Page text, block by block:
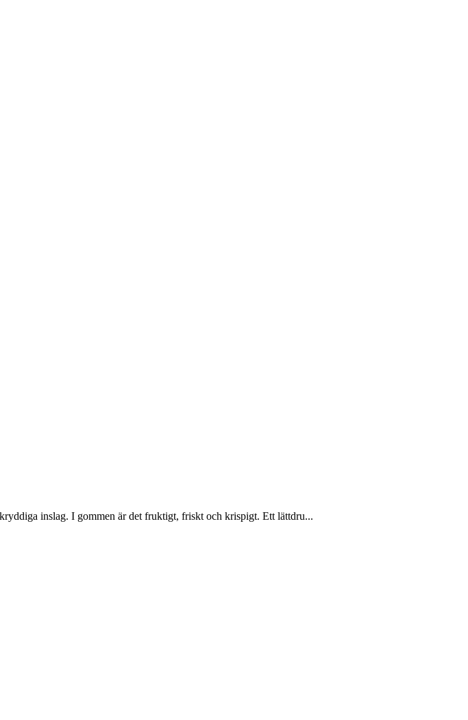
inslag. I gommen är det fruktigt, friskt och krispigt. Ett lättdru...